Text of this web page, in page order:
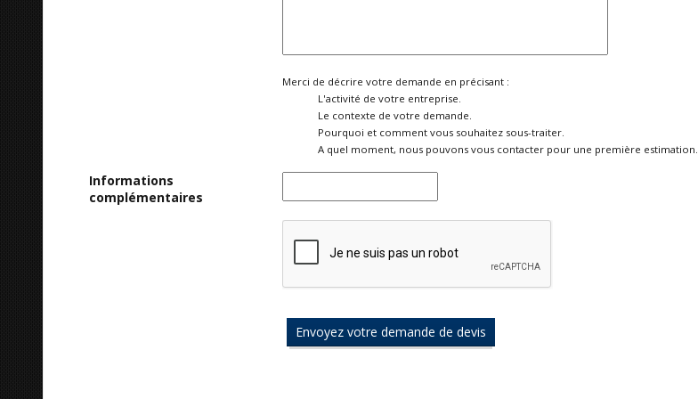
Merci de décrire votre demande en précisant :
L'activité de votre entreprise.
Le contexte de votre demande.
Pourquoi et comment vous souhaitez sous-traiter.
A quel moment, nous pouvons vous contacter pour une première estimation.
Informations
complémentaires